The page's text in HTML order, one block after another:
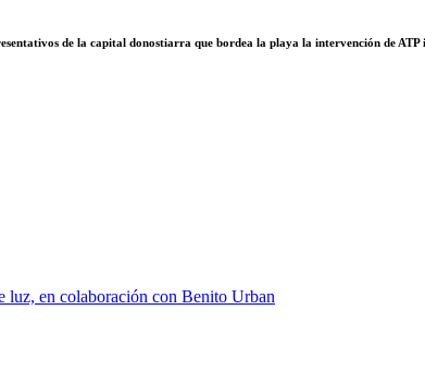
de la capital donostiarra que bordea la playa la intervención de
en colaboración con Benito Urban